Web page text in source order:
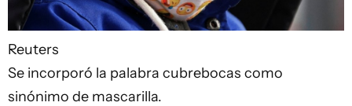
Reuters
Se incorporó la palabra cubrebocas como
sinónimo de mascarilla.